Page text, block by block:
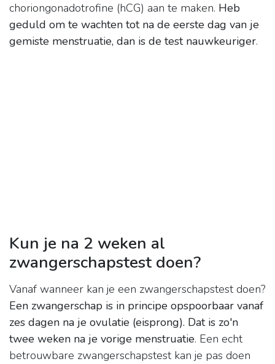
choriongonadotrofine (hCG) aan te maken. Heb
geduld om te wachten tot na de eerste dag van je
gemiste menstruatie, dan is de test nauwkeuriger.
Kun je na 2 weken al
zwangerschapstest doen?
Vanaf wanneer kan je een zwangerschapstest doen?
Een zwangerschap is in principe opspoorbaar vanaf
zes dagen na je ovulatie (eisprong). Dat is zo'n
twee weken na je vorige menstruatie. Een echt
betrouwbare zwangerschapstest kan je pas doen